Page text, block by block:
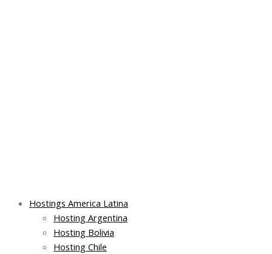
Hostings America Latina
Hosting Argentina
Hosting Bolivia
Hosting Chile